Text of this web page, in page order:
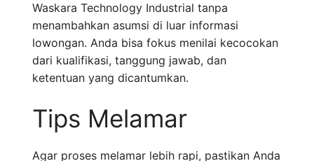
Waskara Technology Industrial tanpa
menambahkan asumsi di luar informasi
lowongan. Anda bisa fokus menilai kecocokan
dari kualifikasi, tanggung jawab, dan
ketentuan yang dicantumkan.
Tips Melamar
Agar proses melamar lebih rapi, pastikan Anda